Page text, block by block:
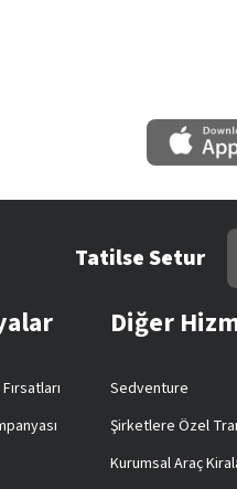
Tatilse Setur
Diğer
Sedventure
Şirketlere Özel
Kurumsal Araç